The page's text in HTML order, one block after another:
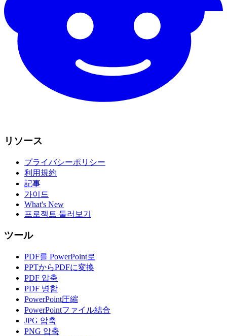
リソース
プライバシーポリシー
利用規約
記事
가이드
What's New
프로젝트 둘러보기
ツール
PDF를 PowerPoint로
PPTからPDFに変換
PDF 압축
PDF 병합
PowerPoint圧縮
PowerPointファイル結合
JPG 압축
PNG 압축